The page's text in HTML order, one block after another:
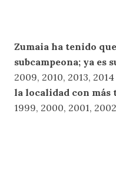
Zumaia ha tenido
subcampeona; ya es
2009, 2010, 2013, 2014
la localidad con más
1999, 2000, 2001,